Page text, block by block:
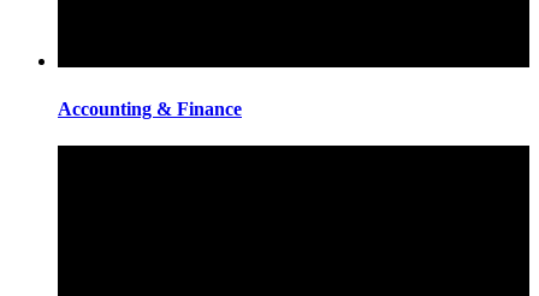
Accounting & Finance